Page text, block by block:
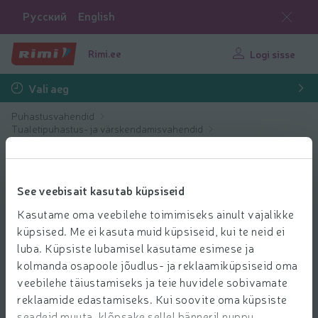
See veebisait kasutab küpsiseid
Kasutame oma veebilehe toimimiseks ainult vajalikke
küpsised. Me ei kasuta muid küpsiseid, kui te neid ei
luba. Küpsiste lubamisel kasutame esimese ja
kolmanda osapoole jõudlus- ja reklaamiküpsiseid oma
veebilehe täiustamiseks ja teie huvidele sobivamate
reklaamide edastamiseks. Kui soovite oma küpsiste
Русский English
Rimi.ee Logi sisse
Vali aeg
Puhastusvahendid
Tualetipuhastus- ja värskendamisvahendid
Tualeti puhastusvahendid